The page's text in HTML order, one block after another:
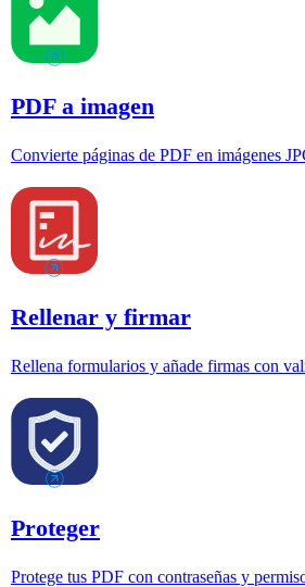
PDF a imagen
Convierte páginas de PDF en imágenes
Rellenar y firmar
Rellena formularios y añade firmas con
Proteger
Protege tus PDF con contraseñas y